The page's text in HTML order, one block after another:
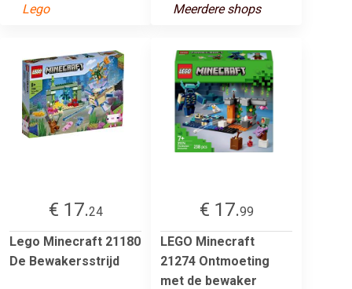
Lego Meerdere shops
€ 17.24
Lego Minecraft 21180
De Bewakersstrijd
€ 17.99
LEGO Minecraft
21274 Ontmoeting
met de bewaker